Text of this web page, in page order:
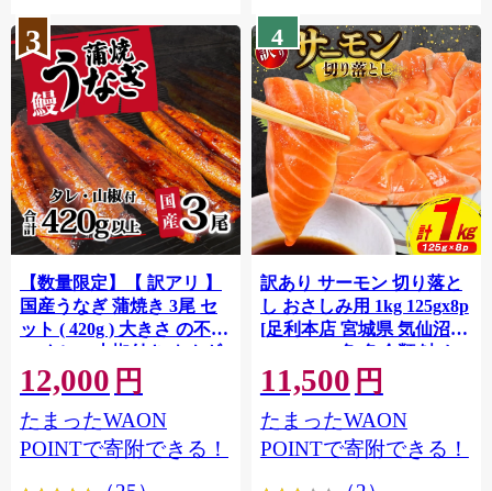
3
【数量限定】【 訳アリ 】
国産うなぎ 蒲焼き 3尾 セ
ット ( 420g ) 大きさ の不揃
い タレ・山椒付き ウナギ
鰻 ふぞろい 不揃い うな重
ひつまぶし 人気 茨城 八千
代町 ふるさと納税 冷凍
[SF951ya]
12,000 円
たまったWAON
POINTで寄附できる！
4
訳あり サーモン 切り落と
し おさしみ用 1kg 125gx8p
[足利本店 宮城県 気仙沼市
20564313] 魚 魚介類 鮭 お
刺し身 刺し身 刺身 生 生食
個包装 チリ銀鮭 銀鮭 海鮮
海鮮丼 魚介
11,500 円
たまったWAON
POINTで寄附できる！